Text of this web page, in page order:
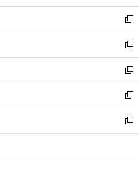
開
く
ウ
で
開
く
ン
ド
ウ
で
開
く
ウ
ィ
ン
ド
ウ
で
開
く
し
い
ウ
ィ
ン
ド
ウ
で
開
く
新
し
い
ウ
ィ
ン
ド
ウ
で
開
新
し
い
ウ
ィ
ン
ド
ウ
開
新
し
い
ウ
ィ
ン
ウ
新
し
い
ウ
ン
新
し
ウ